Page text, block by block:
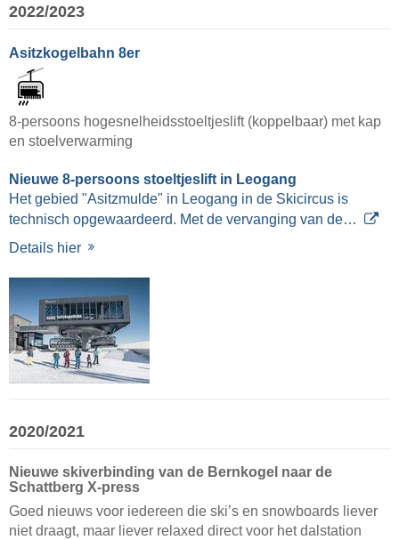
2022/2023
Asitzkogelbahn 8er
8-persoons hogesnelheidsstoeltjeslift (koppelbaar) met kap
en stoelverwarming
Nieuwe 8-persoons stoeltjeslift in Leogang
Het gebied "Asitzmulde" in Leogang in de Skicircus is
technisch opgewaardeerd. Met de vervanging van de…
Details hier
2020/2021
Nieuwe skiverbinding van de Bernkogel naar de
Schattberg X-press
Goed nieuws voor iedereen die ski’s en snowboards liever
niet draagt, maar liever relaxed direct voor het dalstation